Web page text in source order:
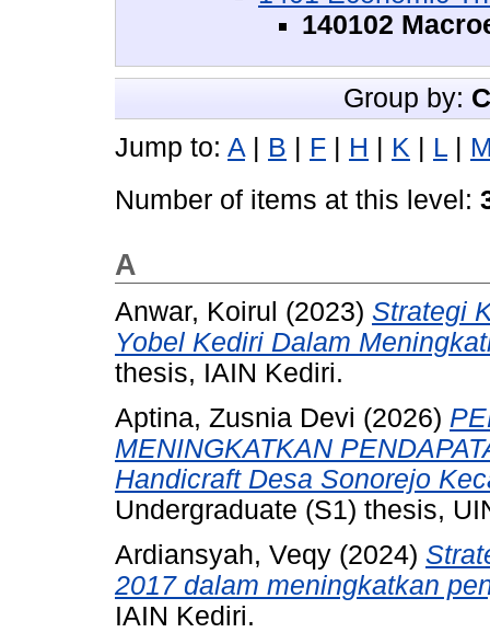
140102
Group by:
Jump to: A | B | F | H | K | L |
Number of items at this level:
A
Anwar, Koirul (2023) Strategi
Yobel Kediri Dalam
thesis, IAIN Kediri.
Aptina, Zusnia Devi (2026)
MENINGKATKAN
Handicraft Desa Sonorejo
Undergraduate (S1) thesis,
Ardiansyah, Veqy (2024)
2017 dalam meningkatkan
IAIN Kediri.